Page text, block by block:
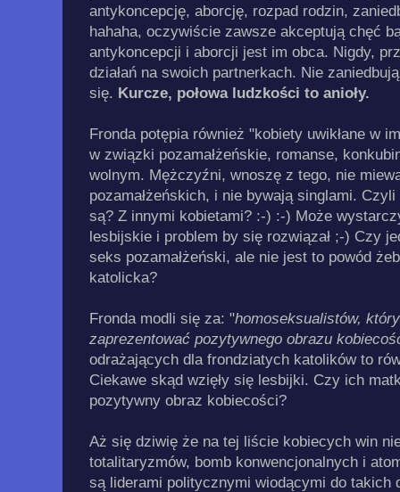
antykoncepcję, aborcję, rozpad rodzin,
hahaha, oczywiście zawsze akceptują chęć
antykoncepcji i aborcji jest im obca. Nigdy,
działań na swoich partnerkach. Nie
się. Kurcze, połowa ludzkości to anioły.
Fronda potępia również "kobiety uwikłane w
w związki pozamałżeńskie, romanse,
wolnym. Mężczyźni, wnoszę z tego, nie
pozamałżeńskich, i nie bywają singlami.
są? Z innymi kobietami? :-) :-) Może
lesbijskie i problem by się rozwiązał ;-) Czy
seks pozamałżeński, ale nie jest to powód
katolicka?
Fronda modli się za: "homoseksualistów,
zaprezentować pozytywnego obrazu
odrażających dla frondziatych katolików to
Ciekawe skąd wzięły się lesbijki. Czy ich
pozytywny obraz kobiecości?
Aż się dziwię że na tej liście kobiecych win
totalitaryzmów, bomb konwencjonalnych i
są liderami politycznymi wiodącymi do takich